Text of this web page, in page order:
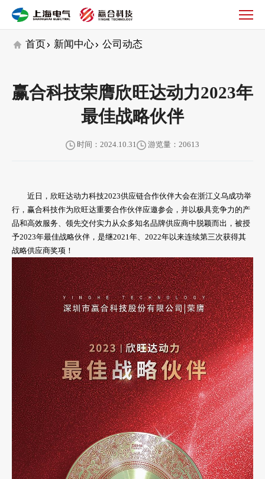
首页 新闻中心 公司动态
赢合科技荣膺欣旺达动力2023年
最佳战略伙伴
时间：2024.10.31 游览量：20613
近日，欣旺达动力科技2023供应链合作伙伴大会在浙江义乌成功举
行，赢合科技作为欣旺达重要合作伙伴应邀参会，并以极具竞争力的产
品和高效服务、领先交付实力从众多知名品牌供应商中脱颖而出，被授
予2023年最佳战略伙伴，是继2021年、2022年以来连续第三次获得其
战略供应商奖项！